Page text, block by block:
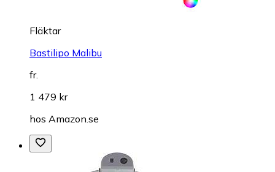
Fläktar
Bastilipo Malibu
fr.
1 479 kr
hos Amazon.se